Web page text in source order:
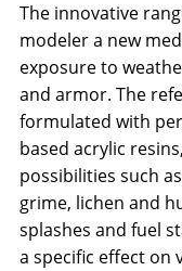
The innovative
modeler a new
exposure to
and armor. The
formulated with
based acrylic
possibilities such
grime, lichen and
splashes and fuel
a specific effect on